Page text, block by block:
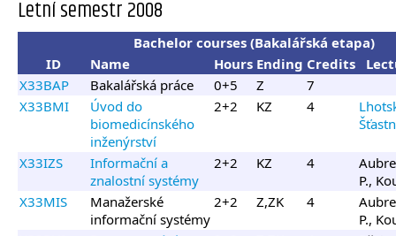
Letní semestr 2008
Bachelor courses (Bakalářská etapa)
ID
Name Hours Ending Credits
X33BAP
Bakalářská práce 0+5 Z
7
X33BMI
Úvod do
biomedicínského
inženýrství
2+2 KZ 4
X33IZS
Informační a
znalostní systémy
2+2 KZ 4
P.,
X33MIS
Manažerské
informační systémy
2+2 Z,ZK 4
P.,